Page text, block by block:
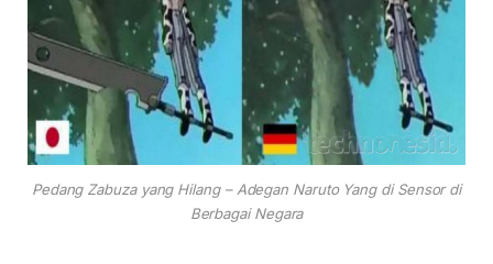
Pedang Zabuza yang Hilang – Adegan Naruto Yang di Sensor di
Berbagai Negara